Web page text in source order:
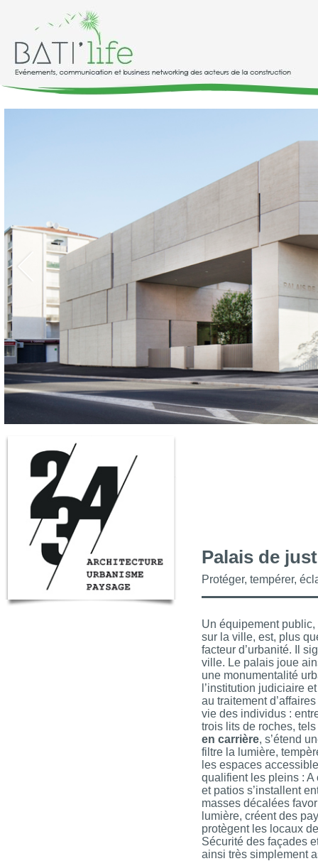
Palais de
Protéger, tempérer,
Un équipement
sur la ville, est, plus
facteur d’urbanité. Il
ville. Le palais joue
une monumentalité
l’institution judiciaire
au traitement
vie des individus :
trois lits de roches,
en carrière, s’étend
filtre la lumière,
les espaces
qualifient les pleins :
et patios s’installent
masses décalées
lumière, créent des
protègent les locaux
Sécurité des façades
ainsi très simplement